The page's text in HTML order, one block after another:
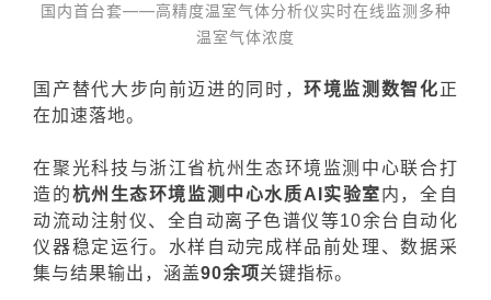
国内首台套——高精度温室气体分析仪实时在线监测多种
温室气体浓度
国产替代大步向前迈进的同时，环境监测数智化正
在加速落地。
在聚光科技与浙江省杭州生态环境监测中心联合打
造的杭州生态环境监测中心水质AI实验室内，全自
动流动注射仪、全自动离子色谱仪等10余台自动化
仪器稳定运行。水样自动完成样品前处理、数据采
集与结果输出，涵盖90余项关键指标。